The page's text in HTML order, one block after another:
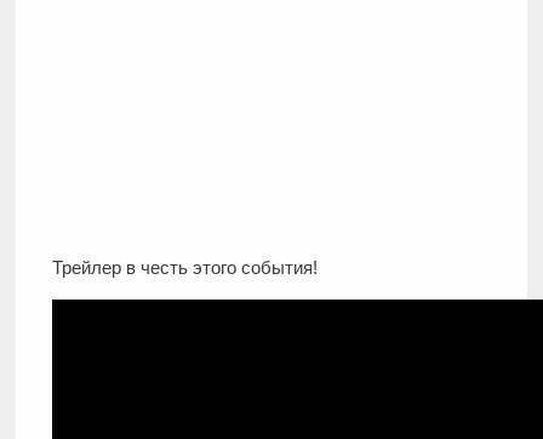
Трейлер в честь этого события!